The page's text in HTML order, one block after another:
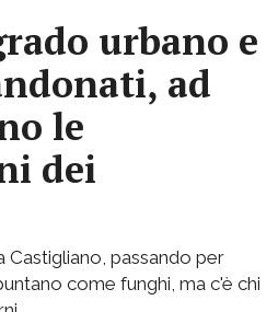
urbano e
ad
le
dei
Castigliano, passando per
come funghi, ma c'è chi